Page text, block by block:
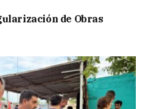
de Obras